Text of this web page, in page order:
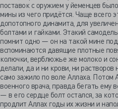
поставок с оружием у йеменцев
мины из чего придётся. Чаще всего
допотопного динамита, для
болтами и гайками. Этакий
помнит одно — он на такой мине
вспоминаются давящие плотные
колючки, верблюжье же молоко и
делали, да и ни крови, ни
само зажило по воле Аллаха. Потом
военного врача, правда бегать
— в его сердце болт остался, за
продлит Аллах годы их жизни и